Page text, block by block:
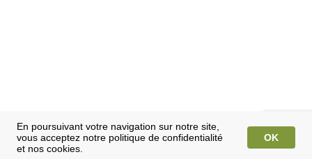
En poursuivant votre navigation sur notre site,
vous acceptez notre politique de confidentialité
et nos cookies.
OK